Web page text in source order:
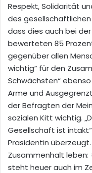
Respekt, Solidarität
des
dass dies auch bei
bewerteten 85
gegenüber allen
wichtig“ für den
Schwächsten“
Arme und
der Befragten der
sozialen Kitt wichtig.
Gesellschaft ist
Präsidentin
Zusammenhalt leben:
steht heuer auch im